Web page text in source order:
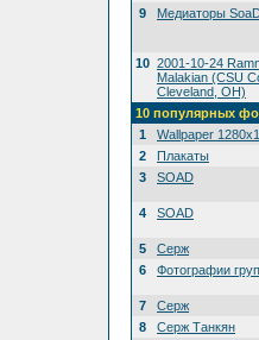
9
Медиаторы
10 2001-10-24
Malakian (CSU
Cleveland, OH)
10 популярных
1
Wallpaper
2
Плакаты
3
SOAD
4 SOAD
5
Серж
6
Фотографии
7
Серж
8
Серж Танкян